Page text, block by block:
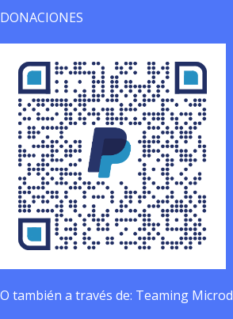
DONACIONES
O también a través de: Teaming